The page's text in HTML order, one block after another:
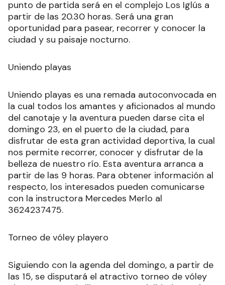
Esta actividad invita a realizar un paseo a través
de un circuito nocturno al estilo rural bike, y cuyo
punto de partida será en el complejo Los Iglús a
oportunidad para pasear, recorrer y conocer la
Uniendo playas
Uniendo playas es una remada autoconvocada en
la cual todos los amantes y aficionados al mundo
del canotaje y la aventura pueden darse cita el
domingo 23, en el puerto de la ciudad, para
disfrutar de esta gran actividad deportiva, la cual
nos permite recorrer, conocer y disfrutar de la
belleza de nuestro río. Esta aventura arranca a
partir de las 9 horas. Para obtener información al
con la instructora Mercedes Merlo al
Torneo de vóley playero